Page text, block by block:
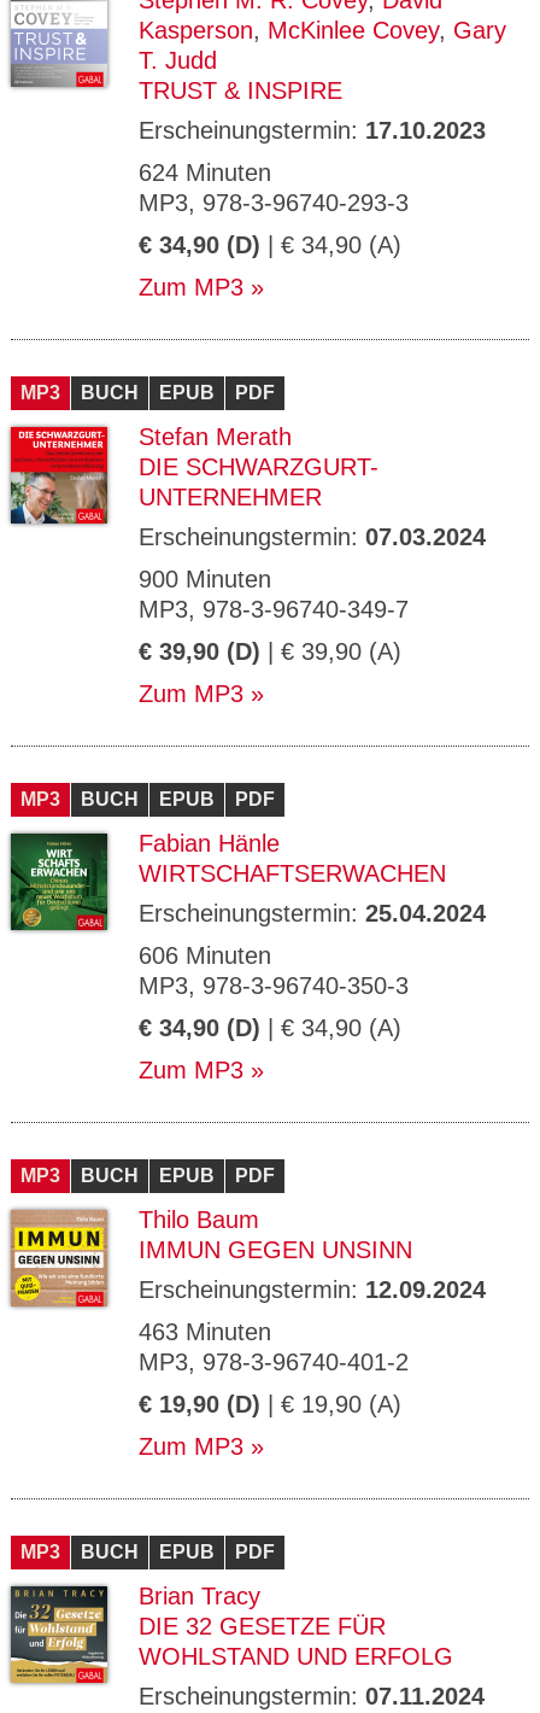
Kasperson, McKinlee Covey, Gary
T. Judd
TRUST & INSPIRE
Erscheinungstermin: 17.10.2023
624 Minuten
MP3, 978-3-96740-293-3
€ 34,90 (D) | € 34,90 (A)
Zum MP3
MP3 BUCH EPUB PDF
Stefan Merath
DIE SCHWARZGURT-
UNTERNEHMER
Erscheinungstermin: 07.03.2024
900 Minuten
MP3, 978-3-96740-349-7
€ 39,90 (D) | € 39,90 (A)
Zum MP3
MP3 BUCH EPUB PDF
Fabian Hänle
WIRTSCHAFTSERWACHEN
Erscheinungstermin: 25.04.2024
606 Minuten
MP3, 978-3-96740-350-3
€ 34,90 (D) | € 34,90 (A)
Zum MP3
MP3 BUCH EPUB PDF
Thilo Baum
IMMUN GEGEN UNSINN
Erscheinungstermin: 12.09.2024
463 Minuten
MP3, 978-3-96740-401-2
€ 19,90 (D) | € 19,90 (A)
Zum MP3
MP3 BUCH EPUB PDF
Brian Tracy
DIE 32 GESETZE FÜR
WOHLSTAND UND ERFOLG
Erscheinungstermin: 07.11.2024